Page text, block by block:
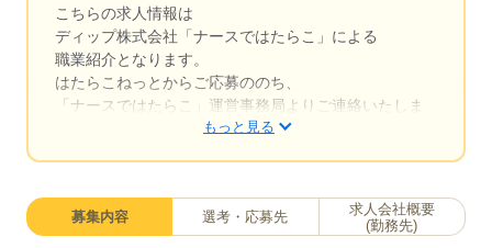
こちらの求人情報は
ディップ株式会社「ナースではたらこ」による
職業紹介となります。
はたらこねっとからご応募ののち、
「ナースではたらこ」運営事務局よりご連絡いたしま
求職中の看護師さんの転職を専任の
キャリアアドバイザーが入職まで無料でサポートいた
もっと見る
募集内容 選考・応募先
求人会社概要
(勤務先)